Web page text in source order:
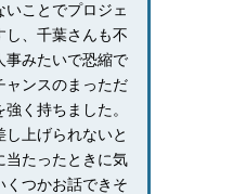
ことでプロジェ
し、千葉さんも不
事みたいで恐縮で
ャンスのまっただ
く持ちました。
上げられないと
当たったときに気
くつかお話できそ